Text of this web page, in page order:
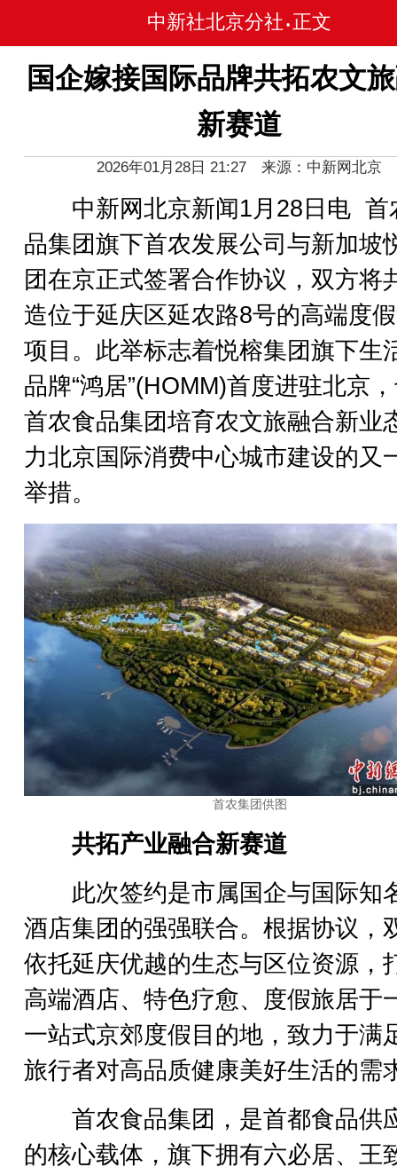
中新社北京分社 • 正文
国企嫁接国际品牌共拓农文
新赛道
2026年01月28日 21:27 来源：中新网北京
中新网北京新闻1月28日电 首
品集团旗下首农发展公司与新加坡
团在京正式签署合作协议，双方将
造位于延庆区延农路8号的高端度
项目。此举标志着悦榕集团旗下生
品牌“鸿居”(HOMM)首度进驻北京
首农食品集团培育农文旅融合新业
力北京国际消费中心城市建设的又
举措。
首农集团供图
共拓产业融合新赛道
此次签约是市属国企与国际知
酒店集团的强强联合。根据协议，
依托延庆优越的生态与区位资源，
高端酒店、特色疗愈、度假旅居于
一站式京郊度假目的地，致力于满
旅行者对高品质健康美好生活的需
首农食品集团，是首都食品供
的核心载体，旗下拥有六必居、王